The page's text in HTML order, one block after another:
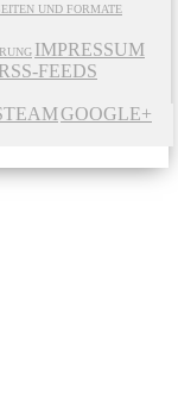
UND FORMATE
IMPRESSUM
RSS-FEEDS
GOOGLE+